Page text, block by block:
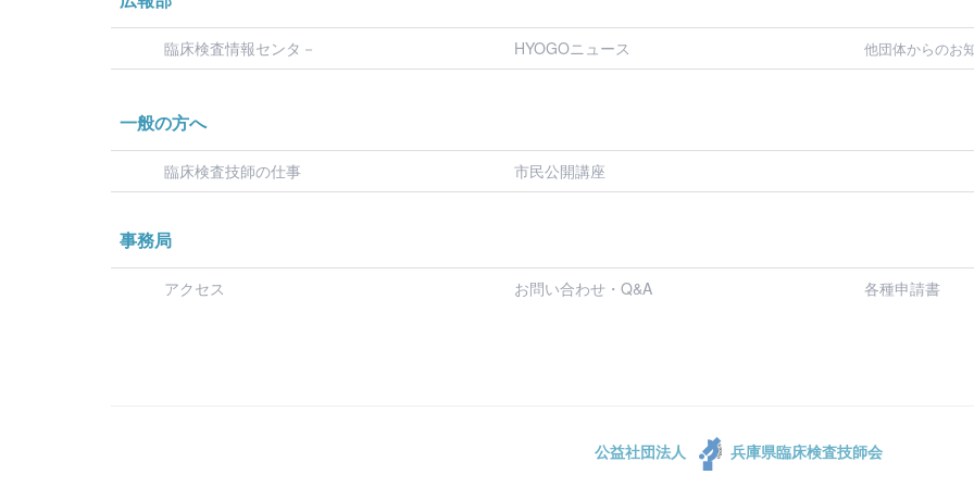
臨床検査情報センタ－ HYOGOニュース 他団体からのお
一般の方へ
臨床検査技師の仕事 市民公開講座
事務局
アクセス お問い合わせ・Q&A 各種申請書
公益社団法人 兵庫県臨床検査技師会